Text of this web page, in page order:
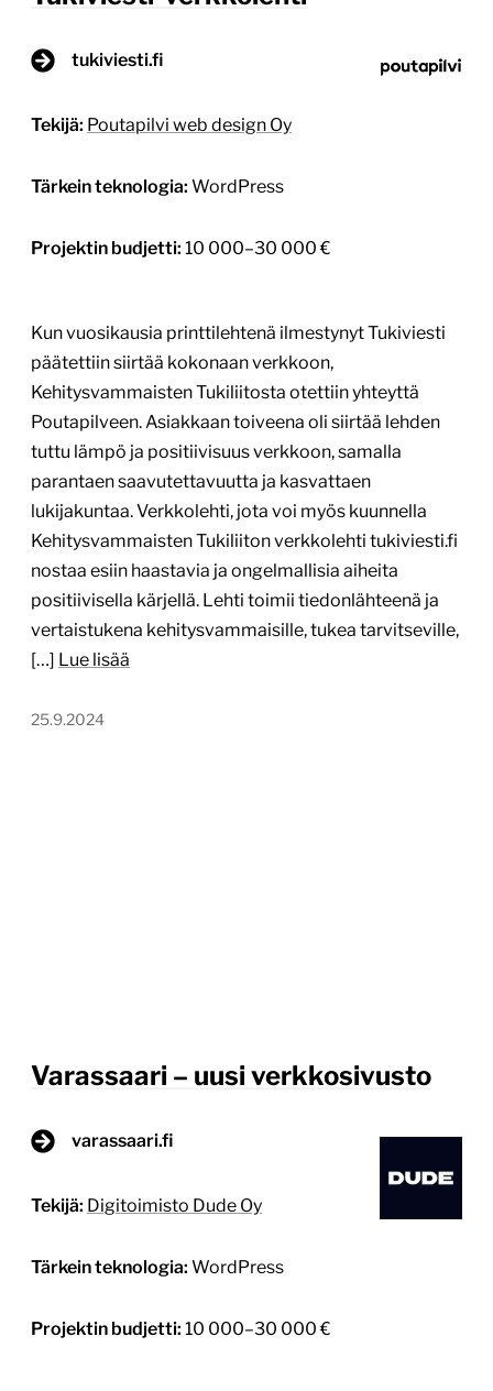
tukiviesti.fi
Tekijä: Poutapilvi web design Oy
Tärkein teknologia: WordPress
Projektin budjetti: 10 000–30 000 €
Kun vuosikausia printtilehtenä ilmestynyt Tukiviesti
päätettiin siirtää kokonaan verkkoon,
Kehitysvammaisten Tukiliitosta otettiin yhteyttä
Poutapilveen. Asiakkaan toiveena oli siirtää lehden
tuttu lämpö ja positiivisuus verkkoon, samalla
parantaen saavutettavuutta ja kasvattaen
lukijakuntaa. Verkkolehti, jota voi myös kuunnella
Kehitysvammaisten Tukiliiton verkkolehti tukiviesti.fi
nostaa esiin haastavia ja ongelmallisia aiheita
positiivisella kärjellä. Lehti toimii tiedonlähteenä ja
vertaistukena kehitysvammaisille, tukea tarvitseville,
[…] Lue lisää
25.9.2024
Varassaari – uusi verkkosivusto
varassaari.fi
Tekijä: Digitoimisto Dude Oy
Tärkein teknologia: WordPress
Projektin budjetti: 10 000–30 000 €